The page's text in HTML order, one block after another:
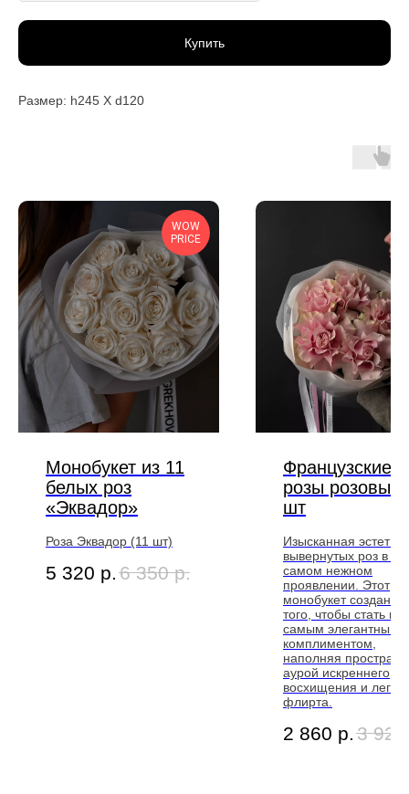
Купить
Размер: h245 Х d120
WOW
PRICE
Монобукет из 11
белых роз
«Эквадор»
Роза Эквадор (11 шт)
5 320 р. 6 350 р.
Французские
розы розовые
шт
Изысканная эстетика
вывернутых роз в их
самом нежном
проявлении. Этот
монобукет создан
того, чтобы стать
самым элегантным
комплиментом,
наполняя
аурой искреннего
восхищения и
флирта.
2 860 р. 3 920